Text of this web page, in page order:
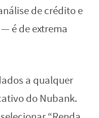
de crédito e
é de extrema
a qualquer
do Nubank.